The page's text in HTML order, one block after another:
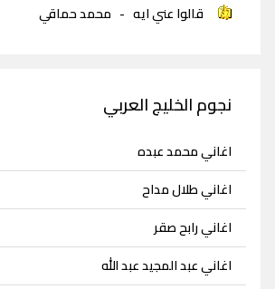
قالوا عني ايه - محمد حماقي
نجوم الخليج العربي
اغاني محمد عبده
اغاني طلال مداح
اغاني رابح صقر
اغاني عبد المجيد عبد الله